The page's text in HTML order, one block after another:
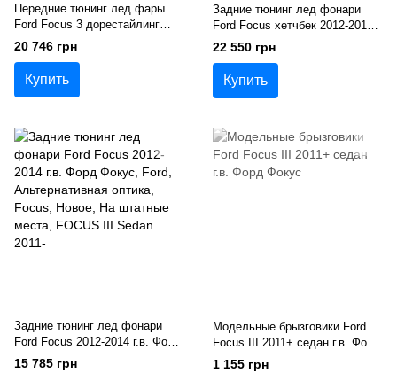
Передние тюнинг лед фары
Ford Focus 3 дорестайлинг
2011-2014 г.в. Форд Фокус
20 746 грн
Купить
Задние тюнинг лед фонари
Ford Focus хетчбек 2012-2014
г.в. Форд Фокус
22 550 грн
Купить
Задние тюнинг лед фонари
Ford Focus 2012-2014 г.в. Форд
Фокус
15 785 грн
Модельные брызговики Ford
Focus III 2011+ седан г.в. Форд
Фокус
1 155 грн